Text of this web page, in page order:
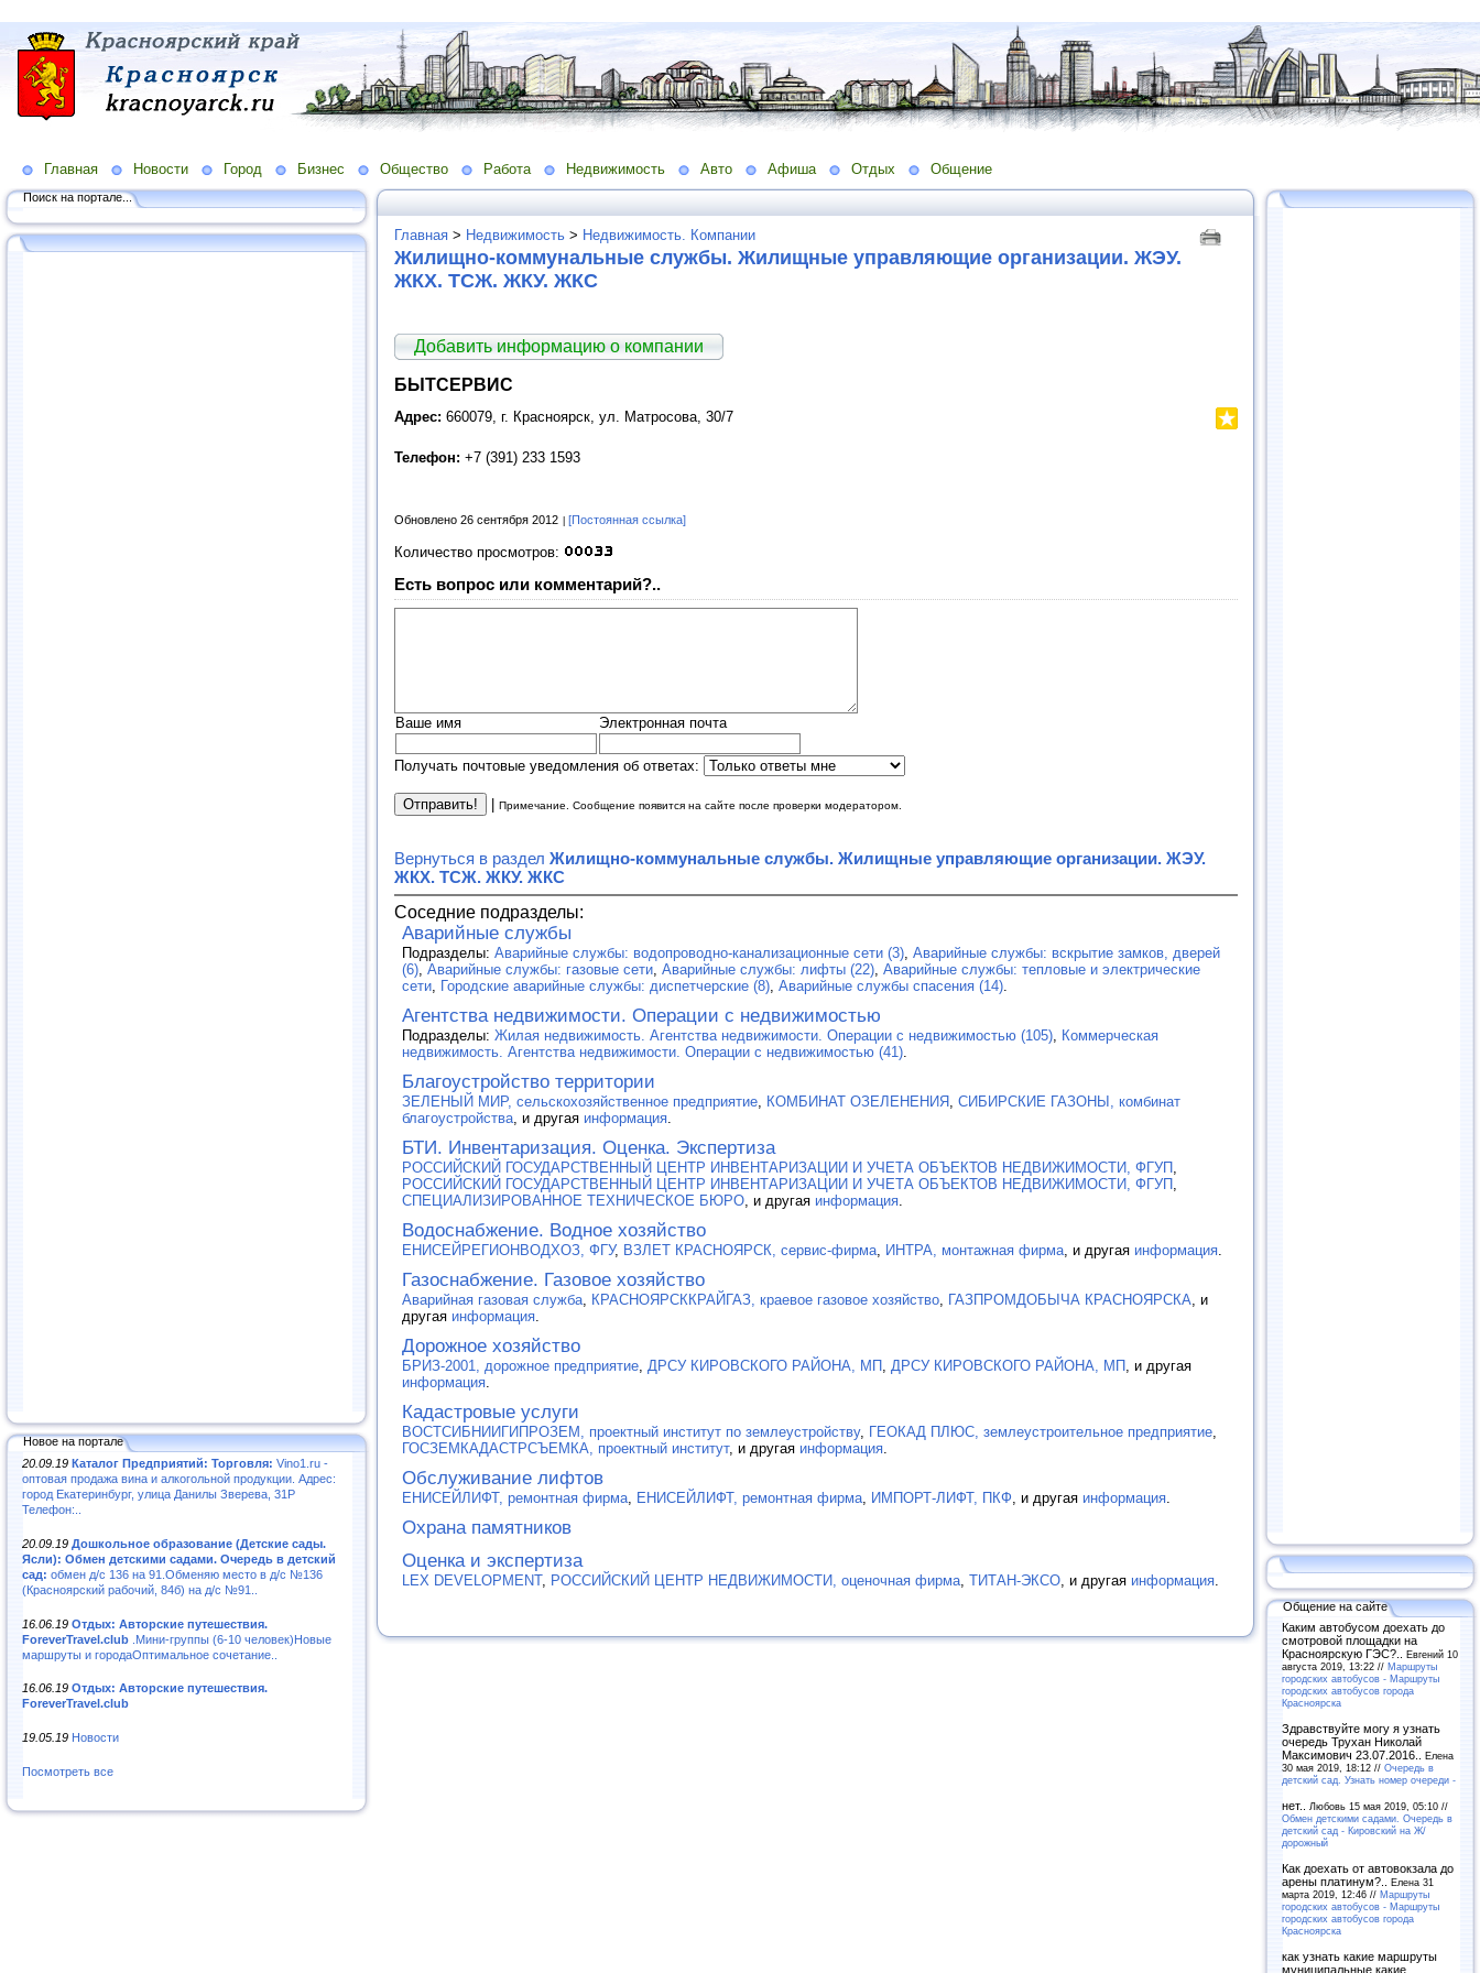
Главная Новости Город Бизнес Общество Работа Недвижимость Авто Афиша Отдых Общение
Поиск на портале...
Новое на портале
20.09.19 Каталог Предприятий: Торговля: Vino1.ru -
оптовая продажа вина и алкогольной продукции. Адрес:
город Екатеринбург, улица Данилы Зверева, 31Р
Телефон:..
20.09.19 Дошкольное образование (Детские сады.
Ясли): Обмен детскими садами. Очередь в детский
сад: обмен д/с 136 на 91.Обменяю место в д/с №136
(Красноярский рабочий, 84б) на д/с №91..
16.06.19 Отдых: Авторские путешествия.
ForeverTravel.club .Мини-группы (6-10 человек)Новые
маршруты и городаОптимальное сочетание..
16.06.19 Отдых: Авторские путешествия.
ForeverTravel.club
19.05.19 Новости
Посмотреть все
Главная > Недвижимость > Недвижимость. Компании
Жилищно-коммунальные службы. Жилищные управляющие организации. ЖЭУ.
ЖКХ. ТСЖ. ЖКУ. ЖКС
Добавить информацию о компании
БЫТСЕРВИС
Адрес: 660079, г. Красноярск, ул. Матросова, 30/7
Телефон: +7 (391) 233 1593
Обновлено 26 сентября 2012 [Постоянная ссылка]
Количество просмотров:
Есть вопрос или комментарий?..
Ваше имя Электронная почта
Получать почтовые уведомления об ответах:
Примечание. Сообщение появится на сайте после проверки модератором.
Вернуться в раздел Жилищно-коммунальные службы. Жилищные управляющие организации. ЖЭУ.
ЖКХ. ТСЖ. ЖКУ. ЖКС
Соседние подразделы:
Аварийные службы
Подразделы: Аварийные службы: водопроводно-канализационные сети (3), Аварийные службы: вскрытие замков, дверей
(6), Аварийные службы: газовые сети, Аварийные службы: лифты (22), Аварийные службы: тепловые и электрические
сети, Городские аварийные службы: диспетчерские (8), Аварийные службы спасения (14).
Агентства недвижимости. Операции с недвижимостью
Подразделы: Жилая недвижимость. Агентства недвижимости. Операции с недвижимостью (105), Коммерческая
недвижимость. Агентства недвижимости. Операции с недвижимостью (41).
Благоустройство территории
ЗЕЛЕНЫЙ МИР, сельскохозяйственное предприятие, КОМБИНАТ ОЗЕЛЕНЕНИЯ , СИБИРСКИЕ ГАЗОНЫ, комбинат
благоустройства, и другая информация.
БТИ. Инвентаризация. Оценка. Экспертиза
РОССИЙСКИЙ ГОСУДАРСТВЕННЫЙ ЦЕНТР ИНВЕНТАРИЗАЦИИ И УЧЕТА ОБЪЕКТОВ НЕДВИЖИМОСТИ, ФГУП ,
РОССИЙСКИЙ ГОСУДАРСТВЕННЫЙ ЦЕНТР ИНВЕНТАРИЗАЦИИ И УЧЕТА ОБЪЕКТОВ НЕДВИЖИМОСТИ, ФГУП ,
СПЕЦИАЛИЗИРОВАННОЕ ТЕХНИЧЕСКОЕ БЮРО, и другая информация.
Водоснабжение. Водное хозяйство
ЕНИСЕЙРЕГИОНВОДХОЗ, ФГУ, ВЗЛЕТ КРАСНОЯРСК, сервис-фирма, ИНТРА, монтажная фирма, и другая информация.
Газоснабжение. Газовое хозяйство
Аварийная газовая служба, КРАСНОЯРСККРАЙГАЗ, краевое газовое хозяйство, ГАЗПРОМДОБЫЧА КРАСНОЯРСКА, и
другая информация.
Дорожное хозяйство
БРИЗ-2001, дорожное предприятие, ДРСУ КИРОВСКОГО РАЙОНА, МП , ДРСУ КИРОВСКОГО РАЙОНА, МП , и другая
информация.
Кадастровые услуги
ВОСТСИБНИИГИПРОЗЕМ, проектный институт по землеустройству, ГЕОКАД ПЛЮС, землеустроительное предприятие,
ГОСЗЕМКАДАСТРСЪЕМКА, проектный институт, и другая информация.
Обслуживание лифтов
ЕНИСЕЙЛИФТ, ремонтная фирма, ЕНИСЕЙЛИФТ, ремонтная фирма, ИМПОРТ-ЛИФТ, ПКФ, и другая информация.
Охрана памятников
Оценка и экспертиза
LEX DEVELOPMENT, РОССИЙСКИЙ ЦЕНТР НЕДВИЖИМОСТИ, оценочная фирма, ТИТАН-ЭКСО, и другая информация.
Общение на сайте
Каким автобусом доехать до
смотровой площадки на
Красноярскую ГЭС?.. Евгений 10
августа 2019, 13:22 // Маршруты
городских автобусов - Маршруты
городских автобусов города
Красноярска
Здравствуйте могу я узнать
очередь Трухан Николай
Максимович 23.07.2016.. Елена
30 мая 2019, 18:12 // Очередь в
детский сад. Узнать номер очереди -
нет..
Любовь 15 мая 2019, 05:10 //
Обмен детскими садами. Очередь в
детский сад - Кировский на Ж/
дорожный
Как доехать от автовокзала до
арены платинум?.. Елена 31
марта 2019, 12:46 // Маршруты
городских автобусов - Маршруты
городских автобусов города
Красноярска
как узнать какие маршруты
муниципальные какие